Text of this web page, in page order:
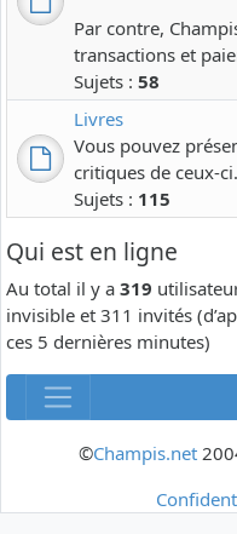
Par contre,
transactions et
Sujets : 58
Livres
Vous pouvez
critiques de ceux-ci.
Sujets : 115
Qui est en ligne
Au total il y a 319
invisible et 311 invités
ces 5 dernières minutes)
©Champis.net